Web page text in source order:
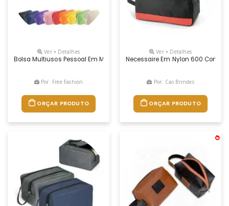
Ver + Detalhes
Bolsa Multiusos Pessoal Em Microfibra Bolsa Multiusos Em Microfibra
Por: Free Fashion
ORÇAR PRODUTO
Ver + Detalhes
Necessaire Em Nylon 600 Com
Por: Cao Brindes
ORÇAR PRODUTO